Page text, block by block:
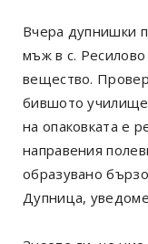
Вчера дупнишки
мъж в с.
вещество.
бившото
на опаковката е
направения
образувано
Дупница,